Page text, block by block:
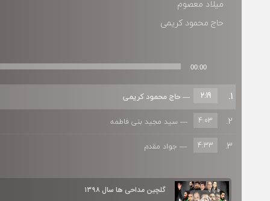
00:00
1. — حاج محمود کریمی 2:19
2. — سید مجید بنی فاطمه 4:03
3. — جواد مقدم 4:33
گلچین مداحی ها سال ۱۳۹۸